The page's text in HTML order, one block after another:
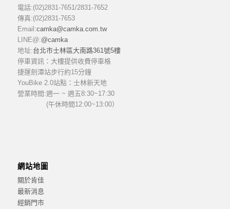
電話:(02)2831-7651/2831-7652
傳真:(02)2831-7653
Email:camka@camka.com.tw
LINE@:@camka
地址:台北市士林區大南路361號5樓
停車資訊：大樓提供收費停車格
捷運劍潭站步行約15分鐘
YouBike 2.0站點：士林新天地
營業時間:週一 ~ 週五8:30~17:30
(午休時間12:00~13:00）
網站地圖
關於肯佳
最新消息
經銷門市